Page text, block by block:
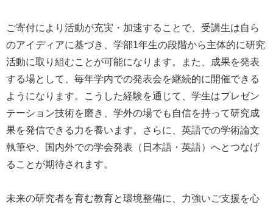
ご寄付により活動が充実・加速することで、受講生は自ら
のアイディアに基づき、学部1年生の段階から主体的に研究
活動に取り組むことが可能になります。また、成果を発表
する場として、毎年学内での発表会を継続的に開催できる
ようになります。こうした経験を通じて、学生はプレゼン
テーション技術を磨き、学外の場でも自信を持って研究成
果を発信できる力を養います。さらに、英語での学術論文
執筆や、国内外での学会発表（日本語・英語）へとつなげ
ることが期待されます。
未来の研究者を育む教育と環境整備に、力強いご支援を心